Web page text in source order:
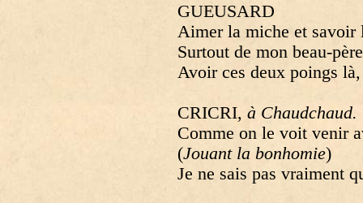
GUEUSARD
Aimer la miche et savoir
Surtout de mon beau-
Avoir ces deux poings
CRICRI, à Chaudchaud.
Comme on le voit venir
(Jouant la bonhomie)
Je ne sais pas vraiment